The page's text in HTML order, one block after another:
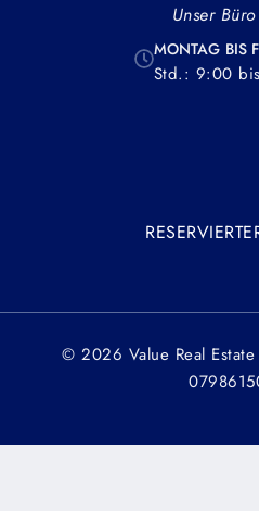
Unser
MONTAG BIS
Std.: 9:00
© 2026 Value Real Estate